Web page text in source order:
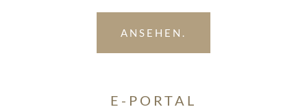
ANSEHEN.
E-PORTAL